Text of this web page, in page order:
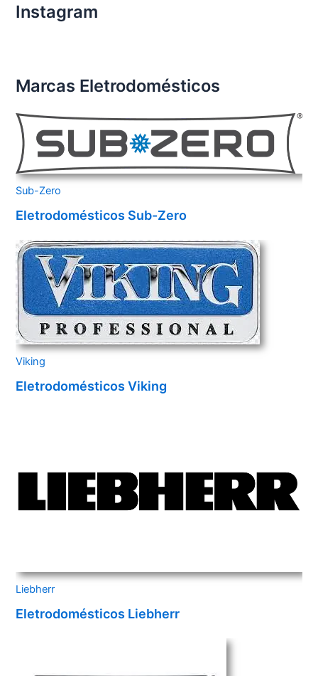
Instagram
Marcas Eletrodomésticos
Sub-Zero
Eletrodomésticos Sub-Zero
Viking
Eletrodomésticos Viking
Liebherr
Eletrodomésticos Liebherr